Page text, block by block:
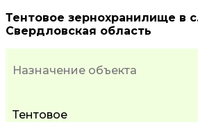
Тентовое зернохранилище в
Свердловская область
Назначение объекта
Тентовое